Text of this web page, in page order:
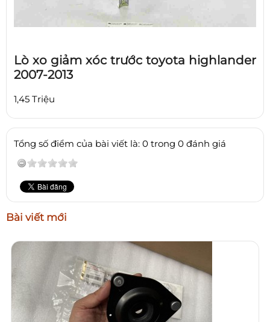
Lò xo giảm xóc trước toyota highlander
2007-2013
1,45 Triệu
Tổng số điểm của bài viết là: 0 trong 0 đánh giá
Bài viết mới